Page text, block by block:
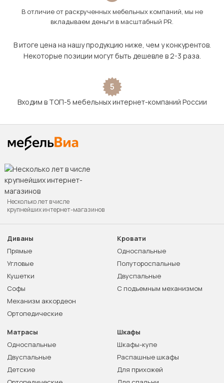
В отличие от раскрученных мебельных компаний, мы не
вкладываем деньги в масштабный PR.
В итоге цена на нашу продукцию ниже, чем у конкурентов.
Некоторые позиции могут быть дешевле в 2-3 раза.
5
Входим в ТОП-5 мебельных интернет-компаний России
Несколько лет в числе
крупнейших интернет-магазинов
Диваны
Прямые
Угловые
Кушетки
Софы
Механизм аккордеон
Ортопедические
Кровати
Односпальные
Полутороспальные
Двуспальные
С подъемным механизмом
Матрасы
Односпальные
Двуспальные
Детские
Шкафы
Шкафы-купе
Распашные шкафы
Для прихожей